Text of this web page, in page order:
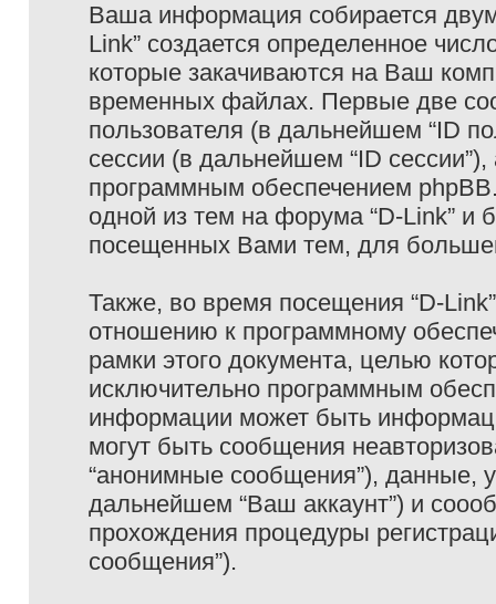
Ваша информация собирается
Link” создается определенное
которые закачиваются на Ваш
временных файлах. Первые две
пользователя (в дальнейшем “ID
сессии (в дальнейшем “ID
программным обеспечением
одной из тем на форума “D-Link” и
посещенных Вами тем, для
Также, во время посещения “D-
отношению к программному
рамки этого документа, целью
исключительно программным
информации может быть
могут быть сообщения
“анонимные сообщения”), данные,
дальнейшем “Ваш аккаунт”) и
прохождения процедуры
сообщения”).